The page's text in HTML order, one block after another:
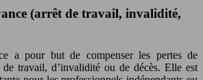
(arrêt de travail, invalidité,
a pour but de compenser les pertes de
de travail, d’invalidité ou de décès. Elle est